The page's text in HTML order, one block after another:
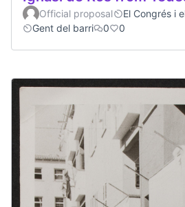
Official proposal
El Congrés i
Gent del barri
0 0